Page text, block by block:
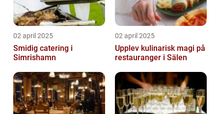
02 april 2025
Smidig catering i
Simrishamn
02 april 2025
Upplev kulinarisk magi på
restauranger i Sälen